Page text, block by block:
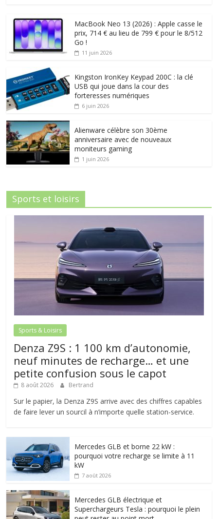
MacBook Neo 13 (2026) : Apple casse le
prix, 714 € au lieu de 799 € pour le 8/512
Go !
11 juin 2026
Kingston IronKey Keypad 200C : la clé
USB qui joue dans la cour des
forteresses numériques
6 juin 2026
Alienware célèbre son 30ème
anniversaire avec de nouveaux
moniteurs gaming
1 juin 2026
Sports et loisirs
Sports & Loisirs
Denza Z9S : 1 100 km d’autonomie,
neuf minutes de recharge… et une
petite confusion sous le capot
8 août 2026 Bertrand
Sur le papier, la Denza Z9S arrive avec des chiffres capables
de faire lever un sourcil à n’importe quelle station-service.
Mercedes GLB et borne 22 kW :
pourquoi votre recharge se limite à 11
kW
7 août 2026
Mercedes GLB électrique et
Superchargeurs Tesla : pourquoi le plein